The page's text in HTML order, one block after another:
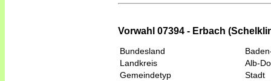
Vorwahl 07394 - Erbach
Bundesland
Landkreis
Alb-
Gemeindetyp
Stadt